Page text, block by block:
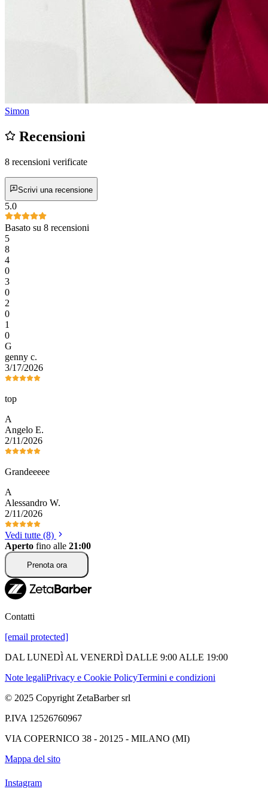
Simon
Recensioni
8 recensioni verificate
Scrivi una recensione
5.0
Basato su 8 recensioni
5
8
4
0
3
0
2
0
1
0
G
genny c.
3/17/2026
top
A
Angelo E.
2/11/2026
Grandeeeee
A
Alessandro W.
2/11/2026
Vedi tutte (8)
Aperto fino alle 21:00
Prenota ora
Contatti
[email protected]
DAL LUNEDÌ AL VENERDÌ DALLE 9:00 ALLE 19:00
Note legaliPrivacy e Cookie PolicyTermini e condizioni
© 2025 Copyright ZetaBarber srl
P.IVA 12526760967
VIA COPERNICO 38 - 20125 - MILANO (MI)
Mappa del sito
Instagram